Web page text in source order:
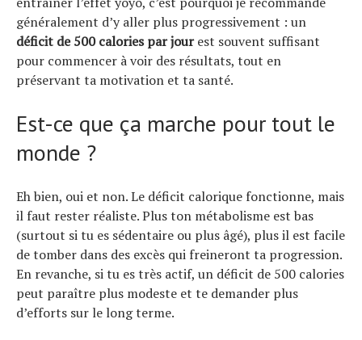
généralement d’y aller plus progressivement : un
déficit de 500 calories par jourest souvent suffisant
pour commencer à voir des résultats, tout en
préservant ta motivation et ta santé.
Est-ce que ça marche pour tout le
monde ?
Eh bien, oui et non. Le déficit calorique fonctionne, mais
il faut rester réaliste. Plus ton métabolisme est bas
(surtout si tu es sédentaire ou plus âgé), plus il est facile
de tomber dans des excès qui freineront ta progression.
En revanche, si tu es très actif, un déficit de 500 calories
peut paraître plus modeste et te demander plus
d’efforts sur le long terme.